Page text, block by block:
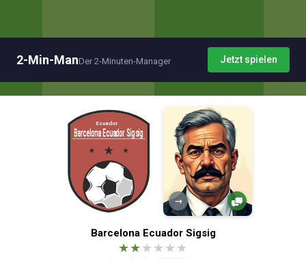
2-Min-ManDer 2-Minuten-Manager Jetzt spielen
→
Barcelona Ecuador Sigsig
★★★ ★ ★ ★